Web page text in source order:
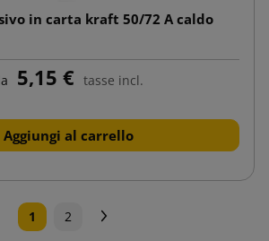
in carta kraft 50/72 A caldo
5,15 € tasse incl.
Aggiungi al carrello
1 2